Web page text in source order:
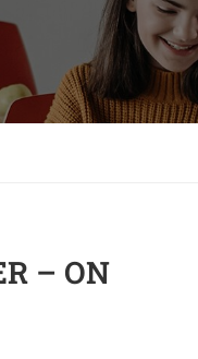
– ON